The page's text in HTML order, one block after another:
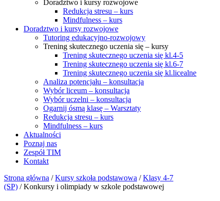
Doradztwo i kursy rozwojowe
Redukcja stresu – kurs
Mindfulness – kurs
Doradztwo i kursy rozwojowe
Tutoring edukacyjno-rozwojowy
Trening skutecznego uczenia się – kursy
Trening skutecznego uczenia się kl.4-5
Trening skutecznego uczenia się kl.6-7
Trening skutecznego uczenia się kl.licealne
Analiza potencjału – konsultacja
Wybór liceum – konsultacja
Wybór uczelni – konsultacja
Ogarnij ósmą klasę – Warsztaty
Redukcja stresu – kurs
Mindfulness – kurs
Aktualności
Poznaj nas
Zespół TIM
Kontakt
Strona główna /Kursy szkoła podstawowa /Klasy 4-7
(SP) / Konkursy i olimpiady w szkole podstawowej